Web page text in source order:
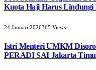
Kuota Haji Harus Lindungi
24 Januari 2026365 Views
Istri Menteri UMKM
PERADI SAI Jakarta